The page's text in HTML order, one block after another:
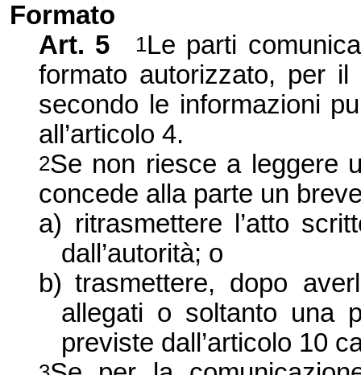
Formato
Art. 5
1Le parti
formato autorizzato, per
secondo le informazioni
all’articolo 4.
2Se non riesce a leggere
concede alla parte un
a) ritrasmettere l’atto
dall’autorità; o
b) trasmettere, dopo
allegati o soltanto una
previste dall’articolo 10